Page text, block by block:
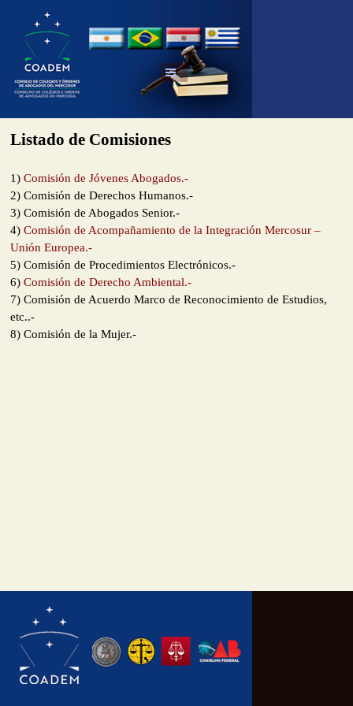
Listado de Comisiones
1) Comisión de Jóvenes Abogados.-
2) Comisión de Derechos Humanos.-
3) Comisión de Abogados Senior.-
4) Comisión de Acompañamiento de la Integración Mercosur –
Unión Europea.-
5) Comisión de Procedimientos Electrónicos.-
6) Comisión de Derecho Ambiental.-
7) Comisión de Acuerdo Marco de Reconocimiento de Estudios,
etc..-
8) Comisión de la Mujer.-